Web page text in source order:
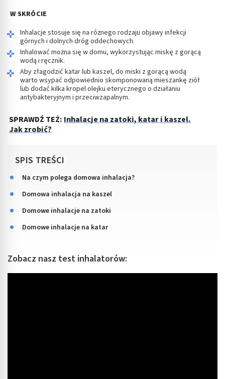
W SKRÓCIE
Inhalacje stosuje się na różnego rodzaju objawy infekcji
górnych i dolnych dróg oddechowych.
Inhalować można się w domu, wykorzystując miskę z gorącą
wodą i ręcznik.
Aby złagodzić katar lub kaszel, do miski z gorącą wodą
warto wsypać odpowiednio skomponowaną mieszankę ziół
lub dodać kilka kropel olejku eterycznego o działaniu
antybakteryjnym i przeciwzapalnym.
SPRAWDŹ TEŻ: Inhalacje na zatoki, katar i kaszel.
Jak zrobić?
SPIS TREŚCI
Na czym polega domowa inhalacja?
Domowa inhalacja na kaszel
Domowe inhalacje na zatoki
Domowe inhalacje na katar
Zobacz nasz test inhalatorów: